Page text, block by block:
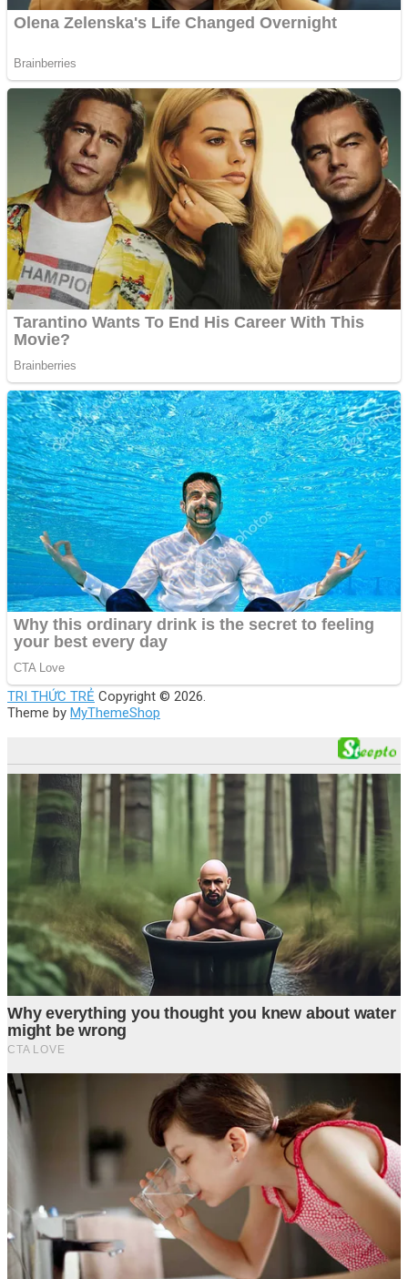
TRI THỨC TRẺ Copyright © 2026.
Theme by MyThemeShop